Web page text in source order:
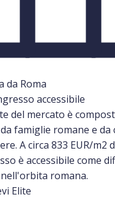
da Roma
accessibile
del mercato è
famiglie romane e da
A circa 833 EUR/m2
è accessibile come
romana.
Elite